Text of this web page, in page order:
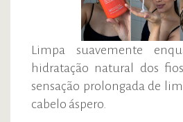
Limpa suavemente
hidratação natural dos
sensação prolongada de
cabelo áspero.